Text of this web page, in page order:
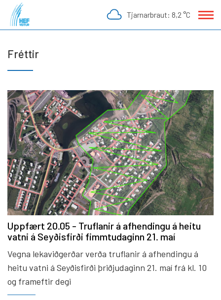
Fara
Tjarnarbraut: 8,2 °C
Fréttir
Uppfært 20.05 - Truflanir á afhendingu á heitu
vatni á Seyðisfirði fimmtudaginn 21. maí
Vegna lekaviðgerðar verða truflanir á afhendingu á
heitu vatni á Seyðisfirði þriðjudaginn 21. maí frá kl. 10
og frameftir degi